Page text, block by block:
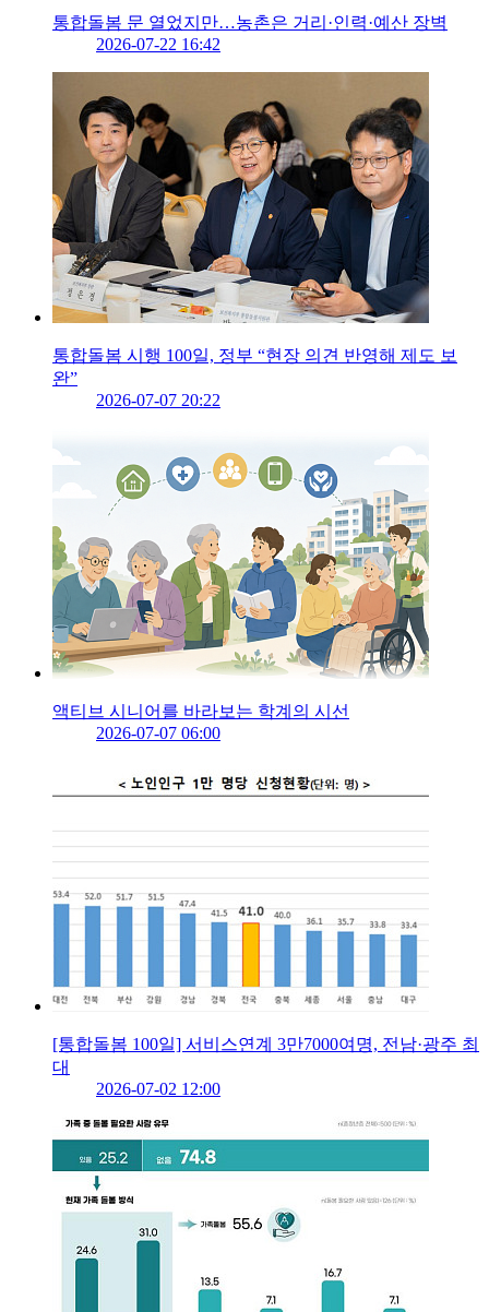
통합돌봄 문 열었지만…농촌은 거리·인력·예산 장벽
2026-07-22 16:42
통합돌봄 시행 100일, 정부 “현장 의견 반영해 제도 보
완”
2026-07-07 20:22
액티브 시니어를 바라보는 학계의 시선
2026-07-07 06:00
[통합돌봄 100일] 서비스연계 3만7000여명, 전남·광주 최
대
2026-07-02 12:00